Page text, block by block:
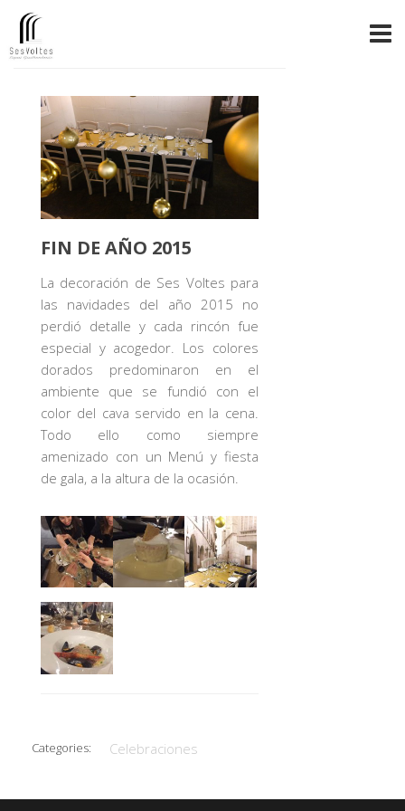
FIN DE AÑO 2015
La decoración de Ses Voltes para
las navidades del año 2015 no
perdió detalle y cada rincón fue
especial y acogedor. Los colores
dorados predominaron en el
ambiente que se fundió con el
color del cava servido en la cena.
Todo ello como siempre
amenizado con un Menú y fiesta
de gala, a la altura de la ocasión.
Categories: Celebraciones